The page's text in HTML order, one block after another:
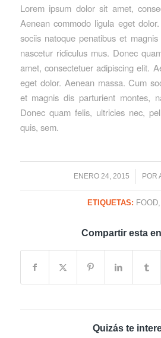
Lorem ipsum dolor sit amet,
Aenean commodo ligula eget
sociis natoque penatibus et
nascetur ridiculus mus. Donec
amet, consectetuer adipiscing elit.
eget dolor. Aenean massa. Cum
et magnis dis parturient montes,
Donec quam felis, ultricies nec,
quis, sem.
ENERO 24, 2015
/ POR
ETIQUETAS: FOOD
Compartir esta
Quizás te